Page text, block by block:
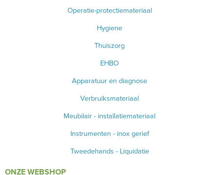
Operatie-protectiemateriaal
Hygiene
Thuiszorg
EHBO
Apparatuur en diagnose
Verbruiksmateriaal
Meubilair - installatiemateriaal
Instrumenten - inox gerief
Tweedehands - Liquidatie
ONZE WEBSHOP